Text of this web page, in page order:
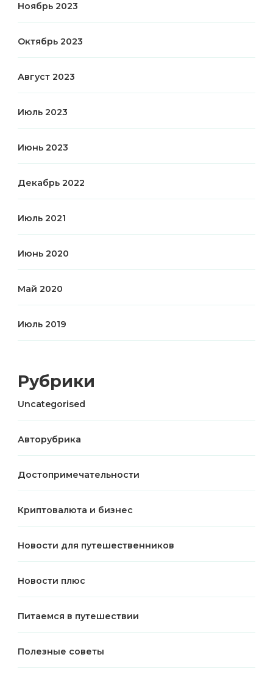
Ноябрь 2023
Октябрь 2023
Август 2023
Июль 2023
Июнь 2023
Декабрь 2022
Июль 2021
Июнь 2020
Май 2020
Июль 2019
Рубрики
Uncategorised
Авторубрика
Достопримечательности
Криптовалюта и бизнес
Новости для путешественников
Новости плюс
Питаемся в путешествии
Полезные советы